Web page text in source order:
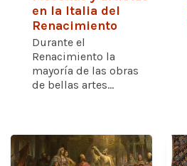
en la Italia del
Renacimiento
Durante el
Renacimiento la
mayoría de las obras
de bellas artes...